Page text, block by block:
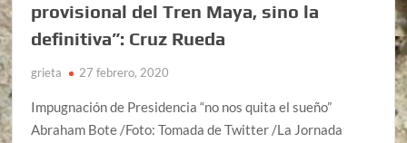
provisional del Tren Maya, sino la
definitiva”: Cruz Rueda
grieta 27 febrero, 2020
Impugnación de Presidencia “no nos quita el sueño”
Abraham Bote /Foto: Tomada de Twitter /La Jornada